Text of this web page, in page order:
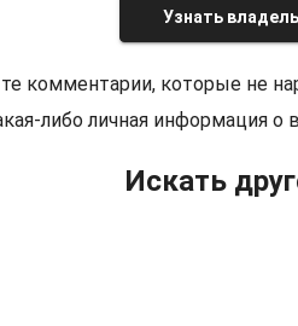
Узнать
комментарии, которые не
либо личная информация о
Искать